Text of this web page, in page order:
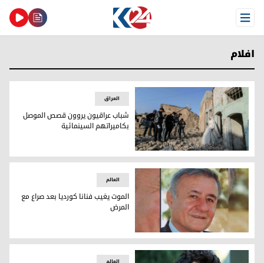
Open Menu
افلام
طلاب سينما يصوّرون فيلما قصيرا بين الأنقاض في مدينة الموصل العراقية معقل تنظيم
العراق
شباب عراقيون يروون قصص الموصل
بكاميراتهم السينمائية
الموت يغيب فنانا كورديا بعد صراع مع المرض
العالم
الموت يغيب فنانا كورديا بعد صراع مع
المرض